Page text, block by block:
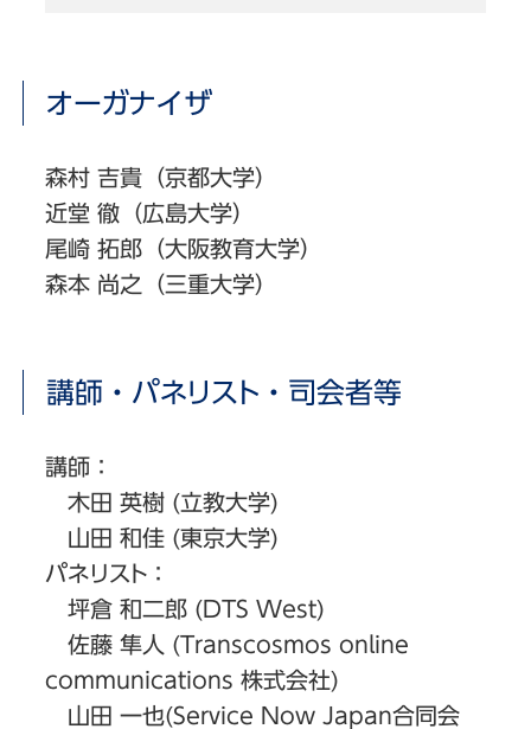
オーガナイザ
森村 吉貴（京都大学）
近堂 徹（広島大学）
尾崎 拓郎（大阪教育大学）
森本 尚之（三重大学）
講師・パネリスト・司会者等
講師：
木田 英樹 (立教大学)
山田 和佳 (東京大学)
パネリスト：
坪倉 和二郎 (DTS West)
佐藤 隼人 (Transcosmos online
communications 株式会社)
山田 一也(Service Now Japan合同会